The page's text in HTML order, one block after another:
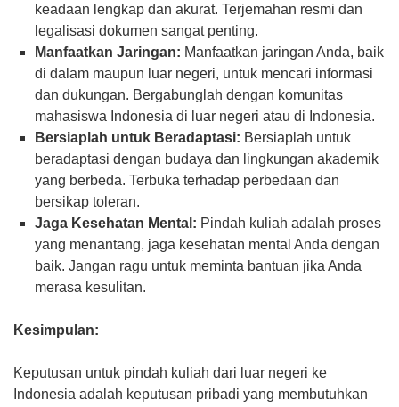
keadaan lengkap dan akurat. Terjemahan resmi dan
legalisasi dokumen sangat penting.
Manfaatkan Jaringan: Manfaatkan jaringan Anda, baik
di dalam maupun luar negeri, untuk mencari informasi
dan dukungan. Bergabunglah dengan komunitas
mahasiswa Indonesia di luar negeri atau di Indonesia.
Bersiaplah untuk Beradaptasi: Bersiaplah untuk
beradaptasi dengan budaya dan lingkungan akademik
yang berbeda. Terbuka terhadap perbedaan dan
bersikap toleran.
Jaga Kesehatan Mental: Pindah kuliah adalah proses
yang menantang, jaga kesehatan mental Anda dengan
baik. Jangan ragu untuk meminta bantuan jika Anda
merasa kesulitan.
Kesimpulan:
Keputusan untuk pindah kuliah dari luar negeri ke
Indonesia adalah keputusan pribadi yang membutuhkan